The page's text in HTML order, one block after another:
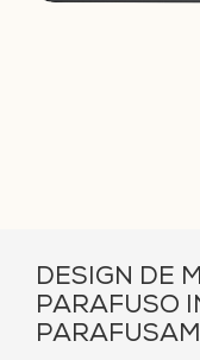
DESIGN DE
PARAFUSO